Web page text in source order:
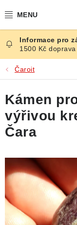
na
ČESKÉ KAMENY
ŠPERKY
KAMENY ZE SVĚTA
BROUŠENÉ
ÚČINKY
KRYSTALY
ČLÁNKY
1500 Kč
Čaroit
Kámen
výřivou
Čara